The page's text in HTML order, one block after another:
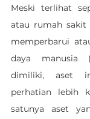
Meski terlihat
atau rumah sakit
memperbarui
daya manusia
dimiliki, aset
perhatian lebih
satunya aset